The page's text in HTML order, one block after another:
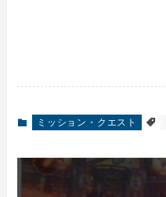
ミッション・クエスト